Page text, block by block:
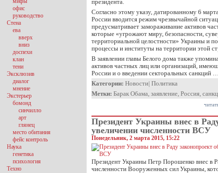
президента.
Согласно этому указу, датированному 6
России вводится режим чрезвычайной
предусматривает замораживание активов
которые «угрожают миру, безопасности,
территориальной целостности» Украины и
процессы и институты на территории этой
В заявлении главы Белого дома также
активов частных лиц или организаций,
России и о введении секторальных санкций
Категории: Новости| Политика
Метки: Барак Обама, заявление, Россия,
Президент Украины внес в
увеличении численности ВСУ
Понедельник, 2 марта 2015, 15:22
Президент Украины Петр Порошенко внес в
численности Вооруженных сил Украины,
офис
руководство
Стена
ева
вверх
вниз
доспехи
клан
тени
Эксклюзив
диалог
мнение
Экстерьер
бомонд
синчилло
арт
глянец
место обитания
фейс контроль
Наука
генетика
психология
Техно